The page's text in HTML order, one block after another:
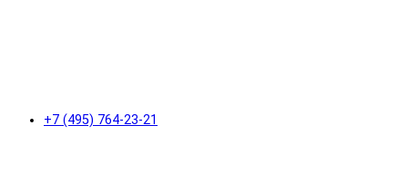
+7 (495) 764-23-21